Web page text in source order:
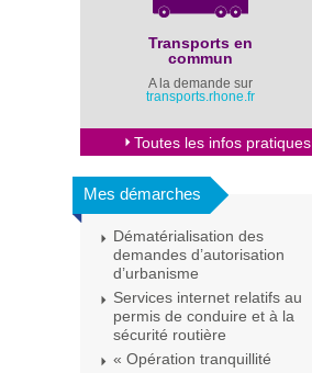
Transports en
commun
A la demande sur
transports.rhone.fr
Toutes les infos pratiques
Mes démarches
Dématérialisation des
demandes d’autorisation
d’urbanisme
Services internet relatifs au
permis de conduire et à la
sécurité routière
« Opération tranquillité